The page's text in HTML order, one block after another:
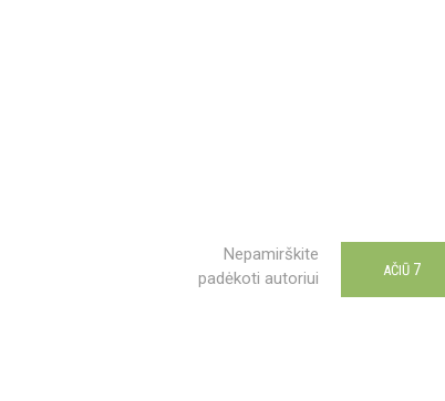
Nepamirškite
padėkoti autoriui
AČIŪ 7